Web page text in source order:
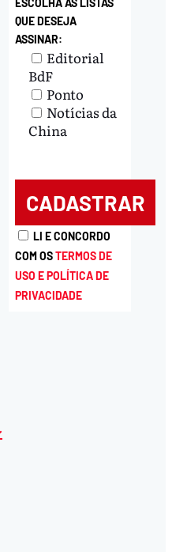
QUE DESEJA
ASSINAR:
Editorial
BdF
Ponto
Notícias da
China
LI E CONCORDO
COM OSTERMOS DE
USO E POLÍTICA DE
PRIVACIDADE